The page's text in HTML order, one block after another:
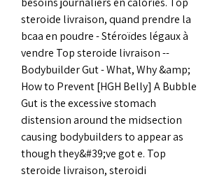
steroide livraison, quand prendre la
bcaa en poudre - Stéroïdes légaux à
vendre Top steroide livraison --
Bodybuilder Gut - What, Why &amp;
How to Prevent [HGH Belly] A Bubble
Gut is the excessive stomach
distension around the midsection
causing bodybuilders to appear as
though they&#39;ve got e. Top
steroide livraison, steroidi